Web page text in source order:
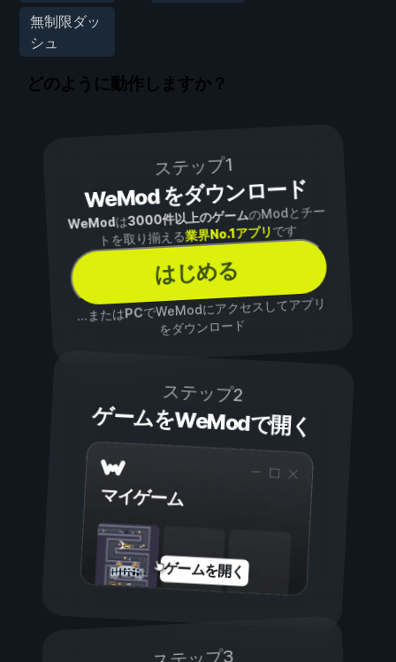
無制限ダッ
シュ
どのように動作しますか？
ステップ1
WeMod をダウンロード
WeModは3000件以上のゲームのModとチー
トを取り揃える業界No.1アプリです
はじめる
...またはPCでWeModにアクセスしてアプリ
をダウンロード
ステップ2
ゲームをWeModで開く
マイゲーム
ゲームを開く